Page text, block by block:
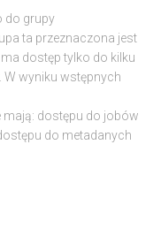
do grupy
ta przeznaczona jest
dostęp tylko do kilku
W wyniku wstępnych
mają: dostępu do jobów
do metadanych